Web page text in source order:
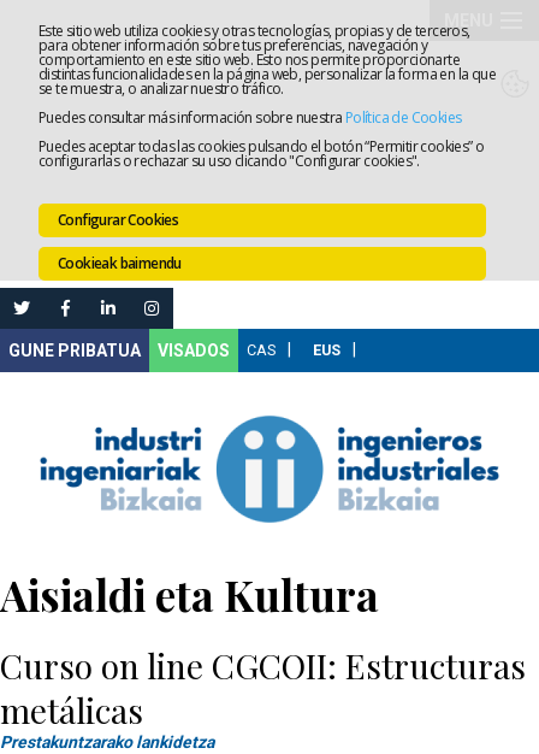
Este sitio web utiliza cookies y otras tecnologías, propias y de terceros,
para obtener información sobre tus preferencias, navegación y
comportamiento en este sitio web. Esto nos permite proporcionarte
distintas funcionalidades en la página web, personalizar la forma en la que
se te muestra, o analizar nuestro tráfico.
Puedes consultar más información sobre nuestra Política de Cookies
Puedes aceptar todas las cookies pulsando el botón “Permitir cookies” o
configurarlas o rechazar su uso clicando "Configurar cookies".
Configurar Cookies
Cookieak baimendu
VISADOS
Aisialdi eta Kultura
Curso on line CGCOII: Estructuras
metálicas
Prestakuntzarako lankidetza
Elkargoa
Lanaren
Leihatila